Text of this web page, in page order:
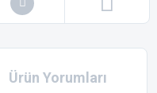
Ürün Yorumları